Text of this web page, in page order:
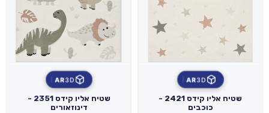
3D
AR
שטיח אליו קידס 2421 -
כוכבים
3D
AR
שטיח אליו קידס 2351 -
דינוזאורים